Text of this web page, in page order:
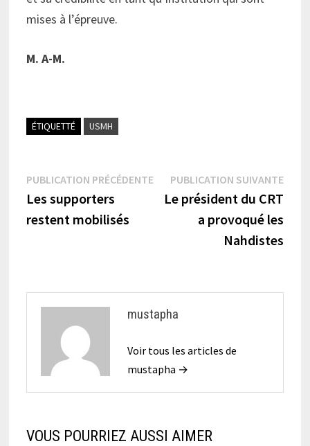
mises à l’épreuve.
M. A-M.
ÉTIQUETTÉ USMH
Navigation
de
PUBLICATION PRÉCÉDENTEPublication
précédente :
Les supporters
restent mobilisés
PUBLICATION SUIVANTE
Le président du CRT
a provoqué les
Nahdistes
mustapha
Voir tous les articles de
mustapha →
VOUS POURRIEZ AUSSI AIMER